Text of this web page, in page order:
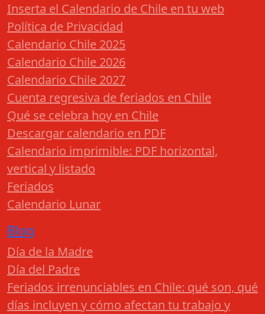
Inserta el Calendario de Chile en tu web
Política de Privacidad
Calendario Chile 2025
Calendario Chile 2026
Calendario Chile 2027
Cuenta regresiva de feriados en Chile
Qué se celebra hoy en Chile
Descargar calendario en PDF
Calendario imprimible: PDF horizontal,
vertical y listado
Feriados
Calendario Lunar
Blog
Día de la Madre
Día del Padre
Feriados irrenunciables en Chile: qué son, qué
días incluyen y cómo afectan tu trabajo y